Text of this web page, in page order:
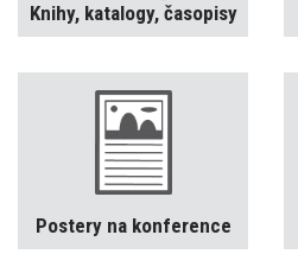
Knihy, katalogy, časopisy
Postery na konference